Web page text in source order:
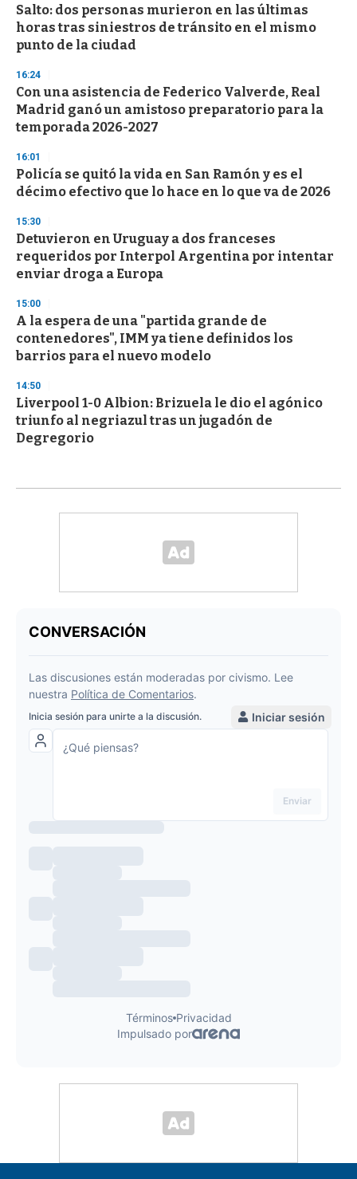
Salto: dos personas murieron en las últimas
horas tras siniestros de tránsito en el mismo
punto de la ciudad
16:24
Con una asistencia de Federico Valverde, Real
Madrid ganó un amistoso preparatorio para la
temporada 2026-2027
16:01
Policía se quitó la vida en San Ramón y es el
décimo efectivo que lo hace en lo que va de 2026
15:30
Detuvieron en Uruguay a dos franceses
requeridos por Interpol Argentina por intentar
enviar droga a Europa
15:00
A la espera de una "partida grande de
contenedores", IMM ya tiene definidos los
barrios para el nuevo modelo
14:50
Liverpool 1-0 Albion: Brizuela le dio el agónico
triunfo al negriazul tras un jugadón de
Degregorio